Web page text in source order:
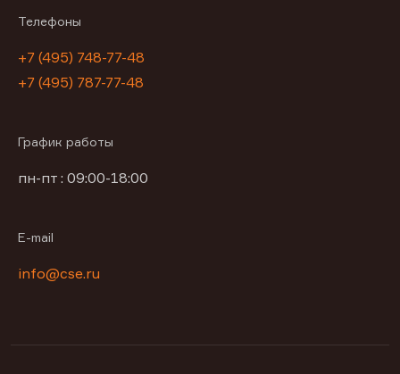
Телефоны
+7 (495) 748-77-48
+7 (495) 787-77-48
График работы
пн-пт : 09:00-18:00
E-mail
info@cse.ru